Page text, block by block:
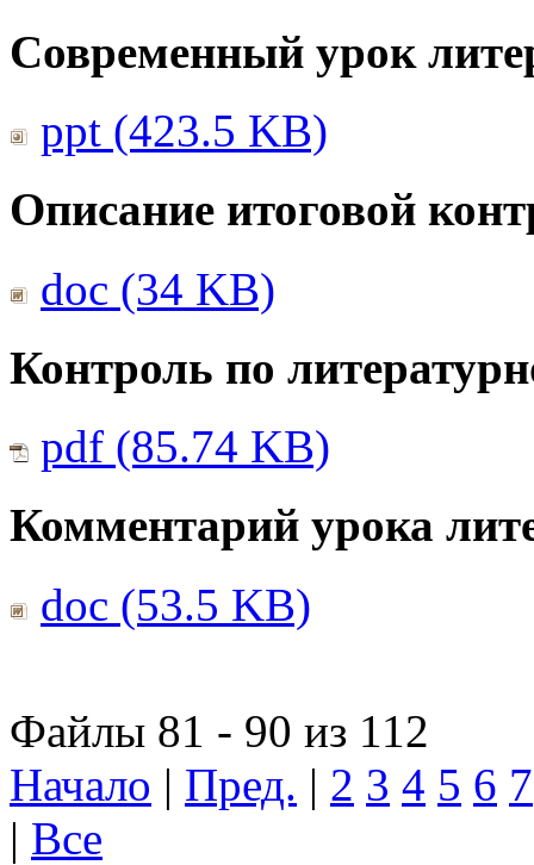
Современный урок
ppt (423.5 KB)
Описание итоговой
doc (34 KB)
Контроль по
pdf (85.74 KB)
Комментарий урока
doc (53.5 KB)
Файлы 81 - 90 из 112
Начало | Пред. | 2 3 4 5 6 7
| Все